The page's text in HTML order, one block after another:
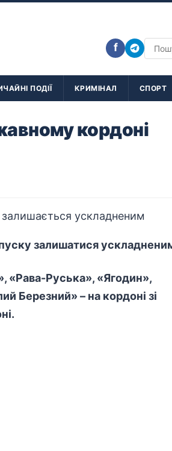
f
ПОДІЇ КРИМІНАЛ СПОРТ
кордоні
залишатися
«Рава-Руська», «Ягодин»,
Березний» – на кордоні зі